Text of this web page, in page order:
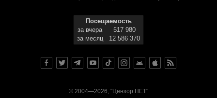
Посещаемость
за вчера
517 980
за месяц
12 586 370
© 2004—2026, "Цензор.НЕТ"